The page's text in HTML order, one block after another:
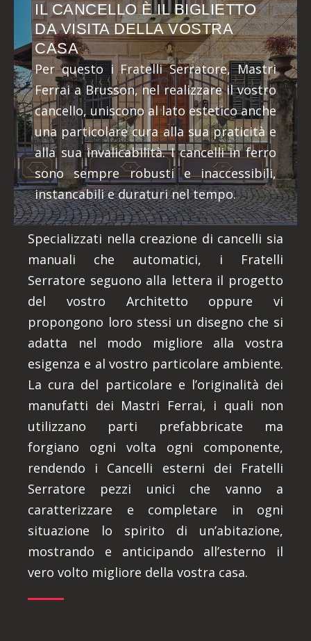
IL CANCELLO È IL BIGLIETTO
DA VISITA DELLA VOSTRA
CASA
Per questo i Fratelli Serratore, Mastri
Ferrai a Brusson, nel realizzare il vostro
cancello, uniscono al lato estetico anche
una particolare cura alla sua praticità e
alla sua invalicabilità. I cancelli in ferro
sono sempre robusti e inaccessibili,
instancabili e duraturi nel tempo.
Specializzati nella creazione di cancelli sia
manuali che automatici, i Fratelli
Serratore seguono alla lettera il progetto
del vostro Architetto oppure vi
propongono loro stessi un disegno che si
adatta nel modo migliore alla vostra
esigenza e al vostro particolare ambiente.
La cura del particolare e l’originalità dei
manufatti dei Mastri Ferrai, i quali non
utilizzano parti prefabbricate ma
forgiano ogni volta ogni componente,
rendendo i Cancelli esterni dei Fratelli
Serratore pezzi unici che vanno a
caratterizzare e completare in ogni
situazione lo spirito di un’abitazione,
mostrando e anticipando all’esterno il
vero volto migliore della vostra casa.